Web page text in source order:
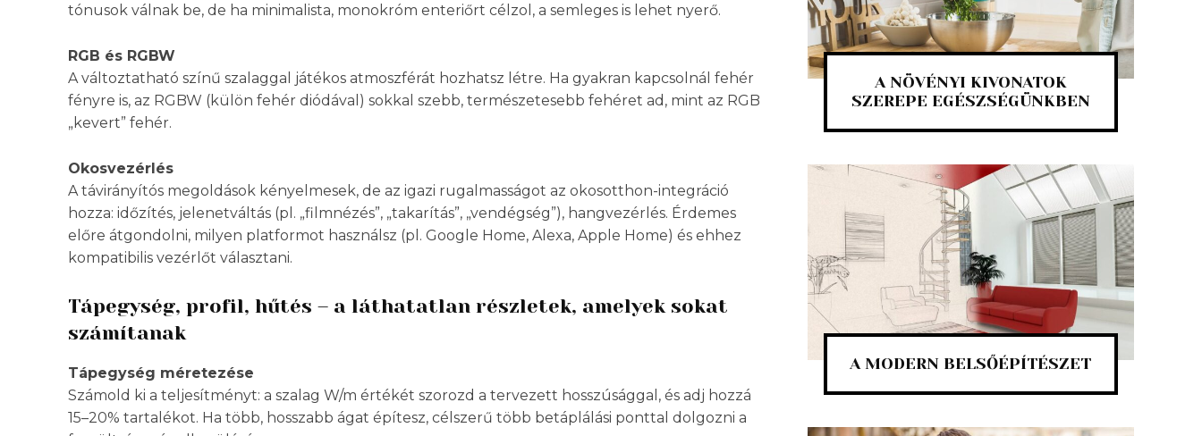
tónusok válnak be, de ha minimalista, monokróm enteriőrt célzol, a semleges is lehet nyerő.
RGB és RGBW
A változtatható színű szalaggal játékos atmoszférát hozhatsz létre. Ha gyakran kapcsolnál fehér
fényre is, az RGBW (külön fehér diódával) sokkal szebb, természetesebb fehéret ad, mint az RGB
„kevert” fehér.
Okosvezérlés
A távirányítós megoldások kényelmesek, de az igazi rugalmasságot az okosotthon-integráció
hozza: időzítés, jelenetváltás (pl. „filmnézés”, „takarítás”, „vendégség”), hangvezérlés. Érdemes
előre átgondolni, milyen platformot használsz (pl. Google Home, Alexa, Apple Home) és ehhez
kompatibilis vezérlőt választani.
Tápegység, profil, hűtés – a láthatatlan részletek, amelyek sokat
számítanak
Tápegység méretezése
Számold ki a teljesítményt: a szalag W/m értékét szorozd a tervezett hosszúsággal, és adj hozzá
15–20% tartalékot. Ha több, hosszabb ágat építesz, célszerű több betáplálási ponttal dolgozni a
A NÖVÉNYI KIVONATOK
SZEREPE EGÉSZSÉGÜNKBEN
A MODERN BELSŐÉPÍTÉSZET